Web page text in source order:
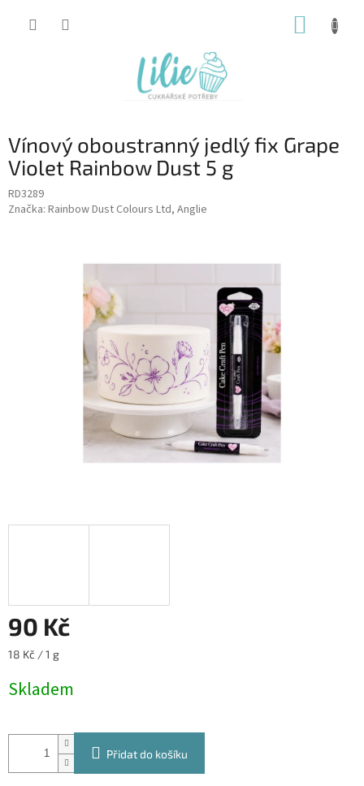
Vínový oboustranný jedlý fix Grape
Violet Rainbow Dust 5 g
RD3289
Značka: Rainbow Dust Colours Ltd, Anglie
90 Kč
Měrná
18 Kč / 1 g
Skladem
Přidat do košíku